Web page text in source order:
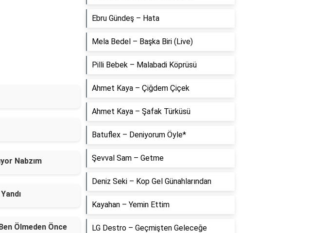
Nabzım
Ölmeden Önce
Ebru Gündeş – Hata
Mela Bedel – Başka Biri (Live)
Pilli Bebek – Malabadi Köprüsü
Ahmet Kaya – Çiğdem Çiçek
Ahmet Kaya – Şafak Türküsü
Batuflex – Deniyorum Öyle*
Şevval Sam – Getme
Deniz Seki – Kop Gel Günahlarından
Kayahan – Yemin Ettim
LG Destro – Geçmişten Geleceğe